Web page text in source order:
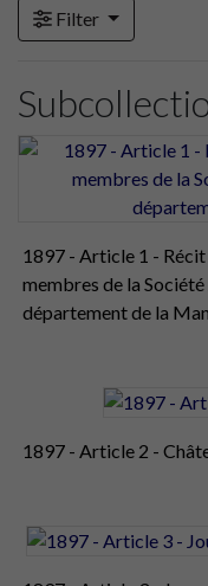
Filter
1897 - Article 1 -
membres de la
département de la
1897 - Article 2 -